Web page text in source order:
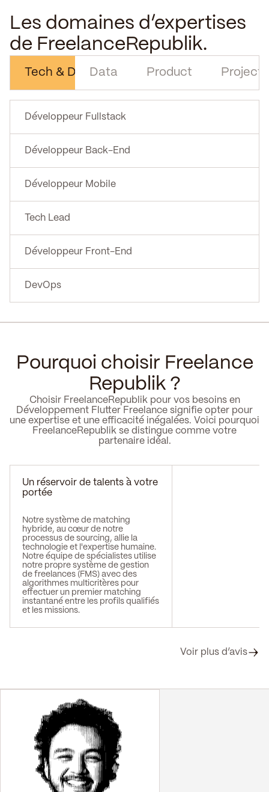
Les domaines d’expertises
de FreelanceRepublik.
Tech & DigitalData Product Project
Développeur Fullstack
Développeur Back-End
Développeur Mobile
Tech Lead
Développeur Front-End
DevOps
Pourquoi choisir Freelance
Republik ?
Choisir FreelanceRepublik pour vos besoins en
Développement Flutter Freelance signifie opter pour
une expertise et une efficacité inégalées. Voici pourquoi
FreelanceRepublik se distingue comme votre
partenaire idéal.
Un réservoir de talents à votre
portée
Notre système de matching
hybride, au cœur de notre
processus de sourcing, allie la
technologie et l'expertise humaine.
Notre équipe de spécialistes utilise
notre propre système de gestion
de freelances (FMS) avec des
algorithmes multicritères pour
effectuer un premier matching
instantané entre les profils qualifiés
et les missions.
Voir plus d’avis